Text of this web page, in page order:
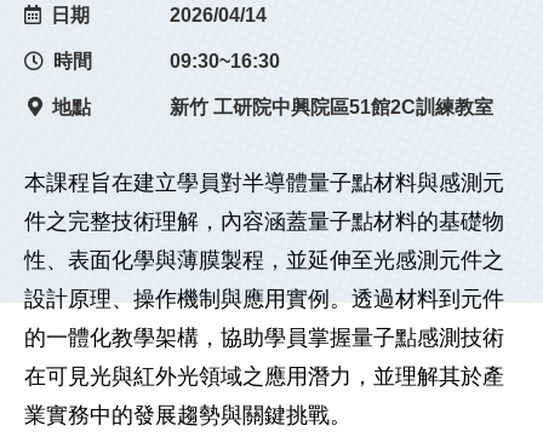
日期 2026/04/14
時間 09:30~16:30
地點 新竹 工研院中興院區51館2C訓練教室
本課程旨在建立學員對半導體量子點材料與感測元
件之完整技術理解，內容涵蓋量子點材料的基礎物
性、表面化學與薄膜製程，並延伸至光感測元件之
設計原理、操作機制與應用實例。透過材料到元件
的一體化教學架構，協助學員掌握量子點感測技術
在可見光與紅外光領域之應用潛力，並理解其於產
業實務中的發展趨勢與關鍵挑戰。